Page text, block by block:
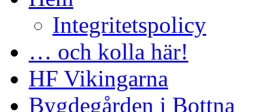
Integritetspolicy
… och kolla här!
HF Vikingarna
Bygdegården i Bottna